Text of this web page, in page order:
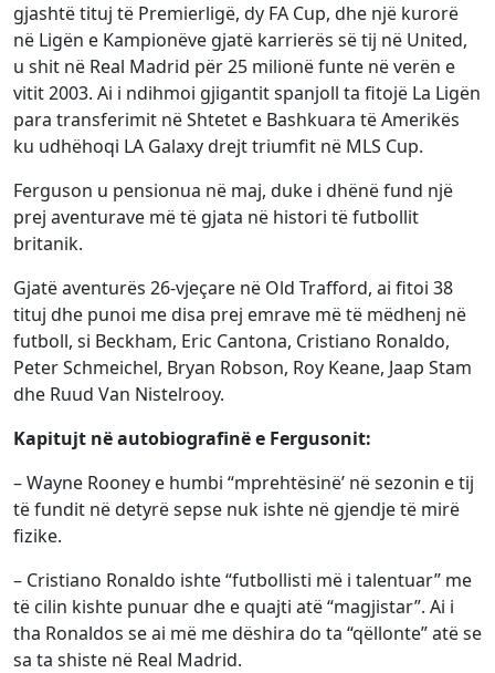
gjashtë tituj të Premierligë, dy FA Cup, dhe një kurorë
në Ligën e Kampionëve gjatë karrierës së tij në United,
u shit në Real Madrid për 25 milionë funte në verën e
vitit 2003. Ai i ndihmoi gjigantit spanjoll ta fitojë La Ligën
para transferimit në Shtetet e Bashkuara të Amerikës
ku udhëhoqi LA Galaxy drejt triumfit në MLS Cup.
Ferguson u pensionua në maj, duke i dhënë fund një
prej aventurave më të gjata në histori të futbollit
britanik.
Gjatë aventurës 26-vjeçare në Old Trafford, ai fitoi 38
tituj dhe punoi me disa prej emrave më të mëdhenj në
futboll, si Beckham, Eric Cantona, Cristiano Ronaldo,
Peter Schmeichel, Bryan Robson, Roy Keane, Jaap Stam
dhe Ruud Van Nistelrooy.
Kapitujt në autobiografinë e Fergusonit:
– Wayne Rooney e humbi “mprehtësinë’ në sezonin e tij
të fundit në detyrë sepse nuk ishte në gjendje të mirë
fizike.
– Cristiano Ronaldo ishte “futbollisti më i talentuar” me
të cilin kishte punuar dhe e quajti atë “magjistar”. Ai i
tha Ronaldos se ai më me dëshira do ta “qëllonte” atë se
sa ta shiste në Real Madrid.